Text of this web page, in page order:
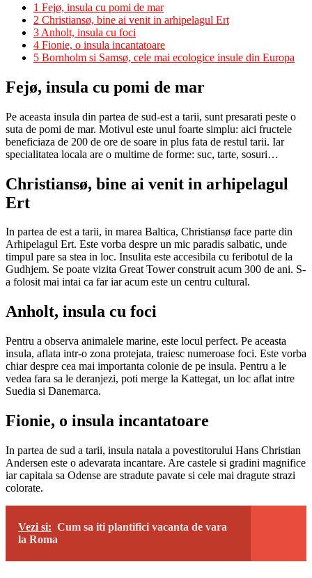
1 Fejø, insula cu pomi de mar
2 Christiansø, bine ai venit in arhipelagul Ert
3 Anholt, insula cu foci
4 Fionie, o insula incantatoare
5 Bornholm si Samsø, cele mai ecologice insule din Europa
Fejø, insula cu pomi de mar
Pe aceasta insula din partea de sud-est a tarii, sunt presarati peste o
suta de pomi de mar. Motivul este unul foarte simplu: aici fructele
beneficiaza de 200 de ore de soare in plus fata de restul tarii. Iar
specialitatea locala are o multime de forme: suc, tarte, sosuri…
Christiansø, bine ai venit in arhipelagul
Ert
In partea de est a tarii, in marea Baltica, Christiansø face parte din
Arhipelagul Ert. Este vorba despre un mic paradis salbatic, unde
timpul pare sa stea in loc. Insulita este accesibila cu feribotul de la
Gudhjem. Se poate vizita Great Tower construit acum 300 de ani. S-
a folosit mai intai ca far iar acum este un centru cultural.
Anholt, insula cu foci
Pentru a observa animalele marine, este locul perfect. Pe aceasta
insula, aflata intr-o zona protejata, traiesc numeroase foci. Este vorba
chiar despre cea mai importanta colonie de pe insula. Pentru a le
vedea fara sa le deranjezi, poti merge la Kattegat, un loc aflat intre
Suedia si Danemarca.
Fionie, o insula incantatoare
In partea de sud a tarii, insula natala a povestitorului Hans Christian
Andersen este o adevarata incantare. Are castele si gradini magnifice
iar capitala sa Odense are stradute pavate si cele mai dragute strazi
colorate.
Vezi si: Cum sa iti plantifici vacanta de vara
la Roma